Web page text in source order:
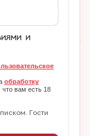
и
обработку
что вам есть 18
Гости